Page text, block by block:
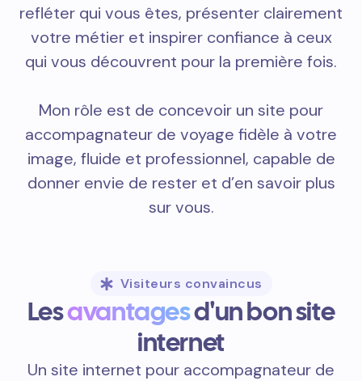
refléter qui vous êtes, présenter clairement
votre métier et inspirer confiance à ceux
qui vous découvrent pour la première fois.
Mon rôle est de concevoir un site pour
accompagnateur de voyage fidèle à votre
image, fluide et professionnel, capable de
donner envie de rester et d’en savoir plus
sur vous.
Visiteurs convaincus
Lesavantagesd'un bon site
internet
Un site internet pour accompagnateur de